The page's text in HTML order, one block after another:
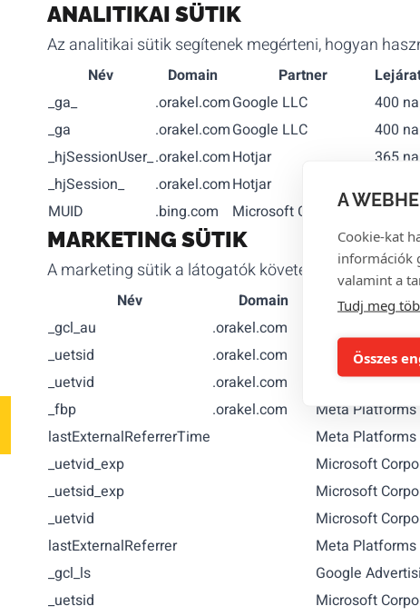
A
Cookie-kat
információk
valamint a
Tudj meg
Összes
ANALITIKAI SÜTIK
Az analitikai sütik segítenek megérteni, hogyan
Név Domain Partner
_ga_
.orakel.comGoogle LLC
400
_ga
.orakel.comGoogle LLC
400
_hjSessionUser_.orakel.comHotjar
365
_hjSession_
.orakel.comHotjar
MUID
.bing.com Microsoft Corporation390
MARKETING SÜTIK
A marketing sütik a látogatók követésére
Név Domain
_gcl_au
.orakel.com
_uetsid
.orakel.com Microsoft
_uetvid
.orakel.com Microsoft
_fbp
.orakel.com Meta Platforms
lastExternalReferrerTime
Meta Platforms
_uetvid_exp
Microsoft
_uetsid_exp
Microsoft
_uetvid
Microsoft
lastExternalReferrer
Meta Platforms
_gcl_ls
Google
_uetsid
Microsoft